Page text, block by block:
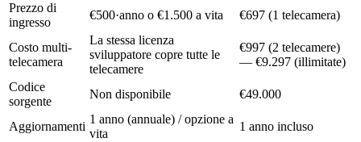
// Connect audio: Source -> AAC Encoder -> MP4
var _audioRenderer = new AudioRendererBlock();
var _audioTee = new TeeBlock(2,
var _audioEncoder = new AACEncoderBlock();
_pipeline.Connect(_rtspSource.AudioOutput,
_pipeline.Connect(_audioTee.Outputs[0],
_pipeline.Connect(_audioTee.Outputs[1],
_pipeline.Connect(_audioEncoder.Output,
    (_muxer as IMediaBlockDynamicInputs)
        .CreateNewInput(MediaBlockPadMediaType.Audio));
Prezzo di
ingresso
€500·anno o €1.500 a vita €697 (1 telecamera)
Costo multi-
telecamera
La stessa licenza
sviluppatore copre tutte le
telecamere
€997 (2 telecamere)
— €9.297 (illimitate)
Codice
sorgente
Non disponibile €49.000
Aggiornamenti
1 anno (annuale) / opzione a
vita
1 anno incluso